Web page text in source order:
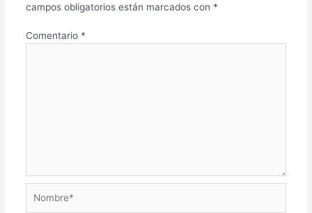
campos obligatorios están marcados con *
Comentario *